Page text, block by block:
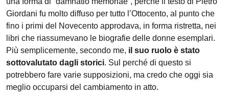
Giordani fu molto diffuso per tutto l’Ottocento, al punto che
fino i primi del Novecento approdava, in forma ristretta, nei
libri che riassumevano le biografie delle donne esemplari.
Più semplicemente, secondo me, il suo ruolo è stato
sottovalutato dagli storici. Sul perché di questo si
potrebbero fare varie supposizioni, ma credo che oggi sia
meglio occuparsi del cambiamento in atto.